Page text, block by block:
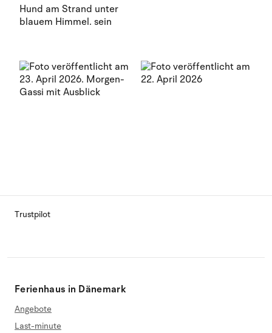
Trustpilot
Ferienhaus in Dänemark
Angebote
Last-minute